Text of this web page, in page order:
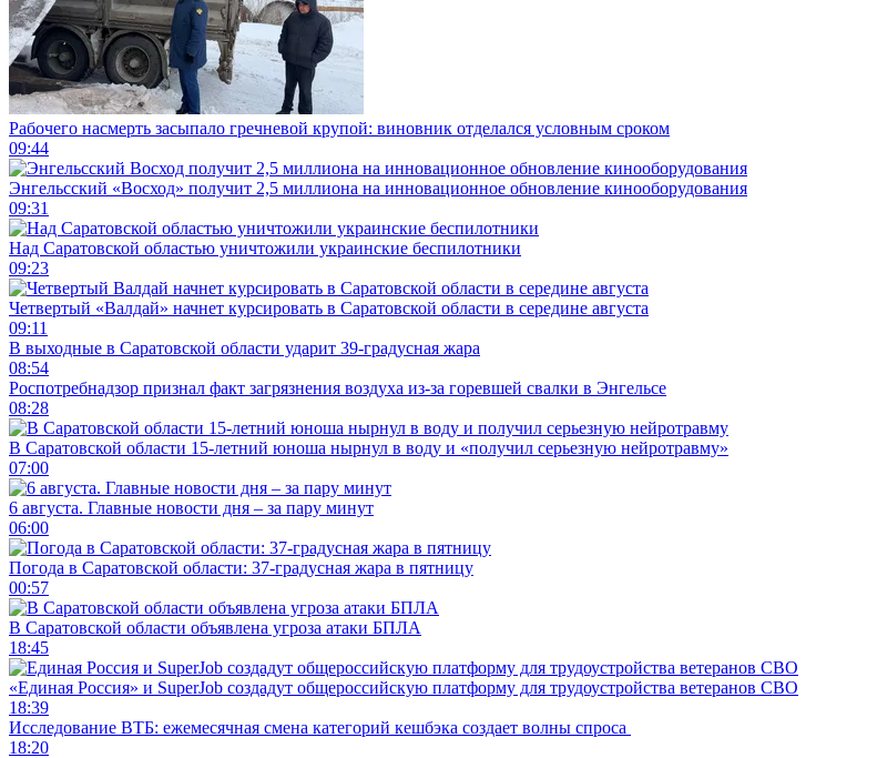
Рабочего насмерть засыпало гречневой крупой: виновник отделался условным сроком
09:44
Энгельсский «Восход» получит 2,5 миллиона на инновационное обновление кинооборудования
09:31
Над Саратовской областью уничтожили украинские беспилотники
09:23
Четвертый «Валдай» начнет курсировать в Саратовской области в середине августа
09:11
В выходные в Саратовской области ударит 39-градусная жара
08:54
Роспотребнадзор признал факт загрязнения воздуха из-за горевшей свалки в Энгельсе
08:28
В Саратовской области 15-летний юноша нырнул в воду и «получил серьезную нейротравму»
07:00
6 августа. Главные новости дня – за пару минут
06:00
Погода в Саратовской области: 37-градусная жара в пятницу
00:57
В Саратовской области объявлена угроза атаки БПЛА
18:45
«Единая Россия» и SuperJob создадут общероссийскую платформу для трудоустройства ветеранов СВО
18:39
Исследование ВТБ: ежемесячная смена категорий кешбэка создает волны спроса
18:20